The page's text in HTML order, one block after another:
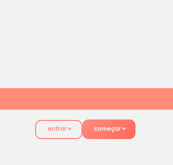
entrar começar